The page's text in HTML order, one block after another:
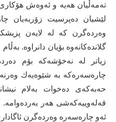
تەمەڵیان هەیە و ئەوەش
لێشیان دەپرسیت زۆربەیان
وەردەگرن كە لە لایەن
گلاندەكانەوە بۆیان دانراوە.
زیاتر لە نەخۆشەكە بۆم
چارەسەرەكە بە شێوەیەك
حەبەكەی دەخوات بەلام
قەلەوییەكەشی هەر
ئەو چارەسەرە وەردەگرن